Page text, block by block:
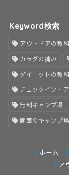
Keyword検索
アウトドアの教
カラダの痛み
ダイエットの教
チェックイン・
無料キャンプ場
関西のキャンプ場
ホーム
ア